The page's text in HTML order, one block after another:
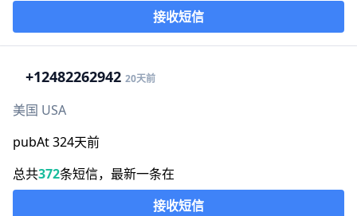
接收短信
+12482262942 20天前
美国 USA
pubAt 324天前
总共372条短信，最新一条在
接收短信